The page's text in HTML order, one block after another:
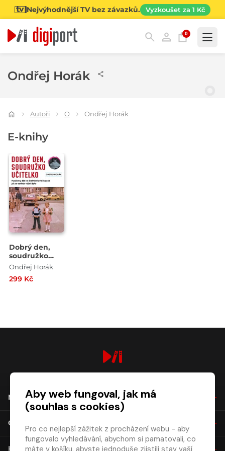
Nejvýhodnější TV bez závazků. Vyzkoušet za 1 Kč
0
Ondřej Horák
Autoři O Ondřej Horák
E-knihy
Dobrý den,
soudružko
učitelko
Ondřej Horák
299 Kč
NÁKUP
O SPOLEČNOSTI
KONTAKT
Aby web fungoval, jak má
(souhlas s cookies)
Pro co nejlepší zážitek z procházení webu - aby
fungovalo vyhledávání, abychom si pamatovali, co
máte v košíku, abyste jednoduše zjistili stav vaší